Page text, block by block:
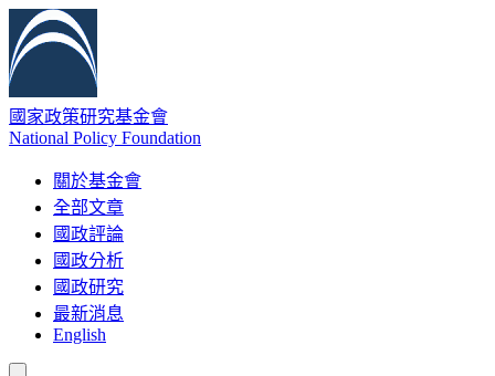
國家政策研究基金會
National Policy Foundation
關於基金會
全部文章
國政評論
國政分析
國政研究
最新消息
English